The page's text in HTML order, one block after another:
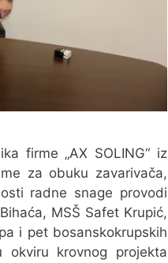
firme „AX SOLING“ iz
za obuku zavarivača,
radne snage provodi
MSŠ Safet Krupić,
i pet bosanskokrupskih
krovnog projekta